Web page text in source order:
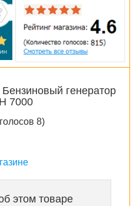
генератор
7000
8)
этом товаре